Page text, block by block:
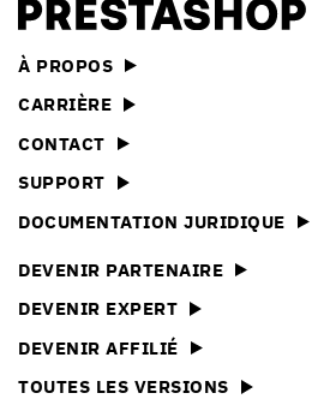
À PROPOS
CARRIÈRE
CONTACT
SUPPORT
DOCUMENTATION JURIDIQUE
DEVENIR PARTENAIRE
DEVENIR EXPERT
DEVENIR AFFILIÉ
TOUTES LES VERSIONS